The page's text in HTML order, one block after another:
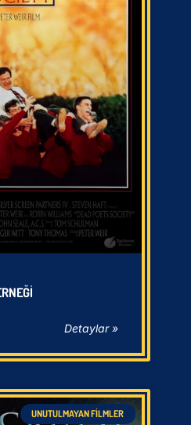
Detaylar »
UNUTULMAYAN FILMLER